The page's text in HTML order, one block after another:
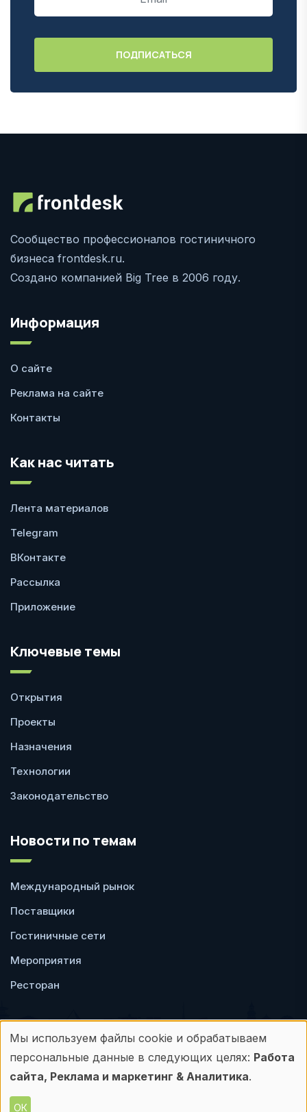
Сообщество профессионалов гостиничного
бизнеса frontdesk.ru.
Создано компанией Big Tree в 2006 году.
Информация
О сайте
Реклама на сайте
Контакты
Как нас читать
Лента материалов
Telegram
ВКонтакте
Рассылка
Приложение
Ключевые темы
Открытия
Проекты
Назначения
Технологии
Законодательство
Новости по темам
Международный рынок
Поставщики
Гостиничные сети
Мероприятия
Ресторан
Пользовательское
соглашение
Политика
конфиденциальности
Использование
персональных
Мы используем файлы cookie и обрабатываем
персональные данные в следующих целях: Работа
сайта, Реклама и маркетинг & Аналитика.
ОК